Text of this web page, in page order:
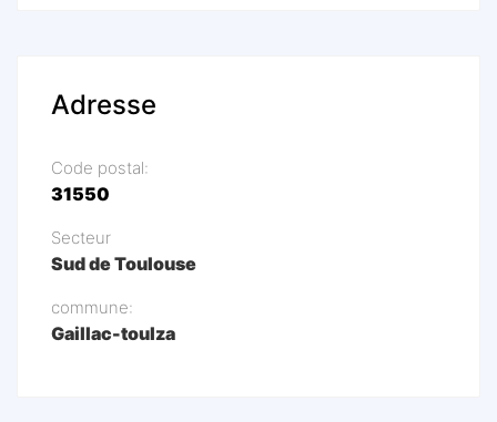
Adresse
Code postal:
31550
Secteur
Sud de Toulouse
commune:
Gaillac-toulza